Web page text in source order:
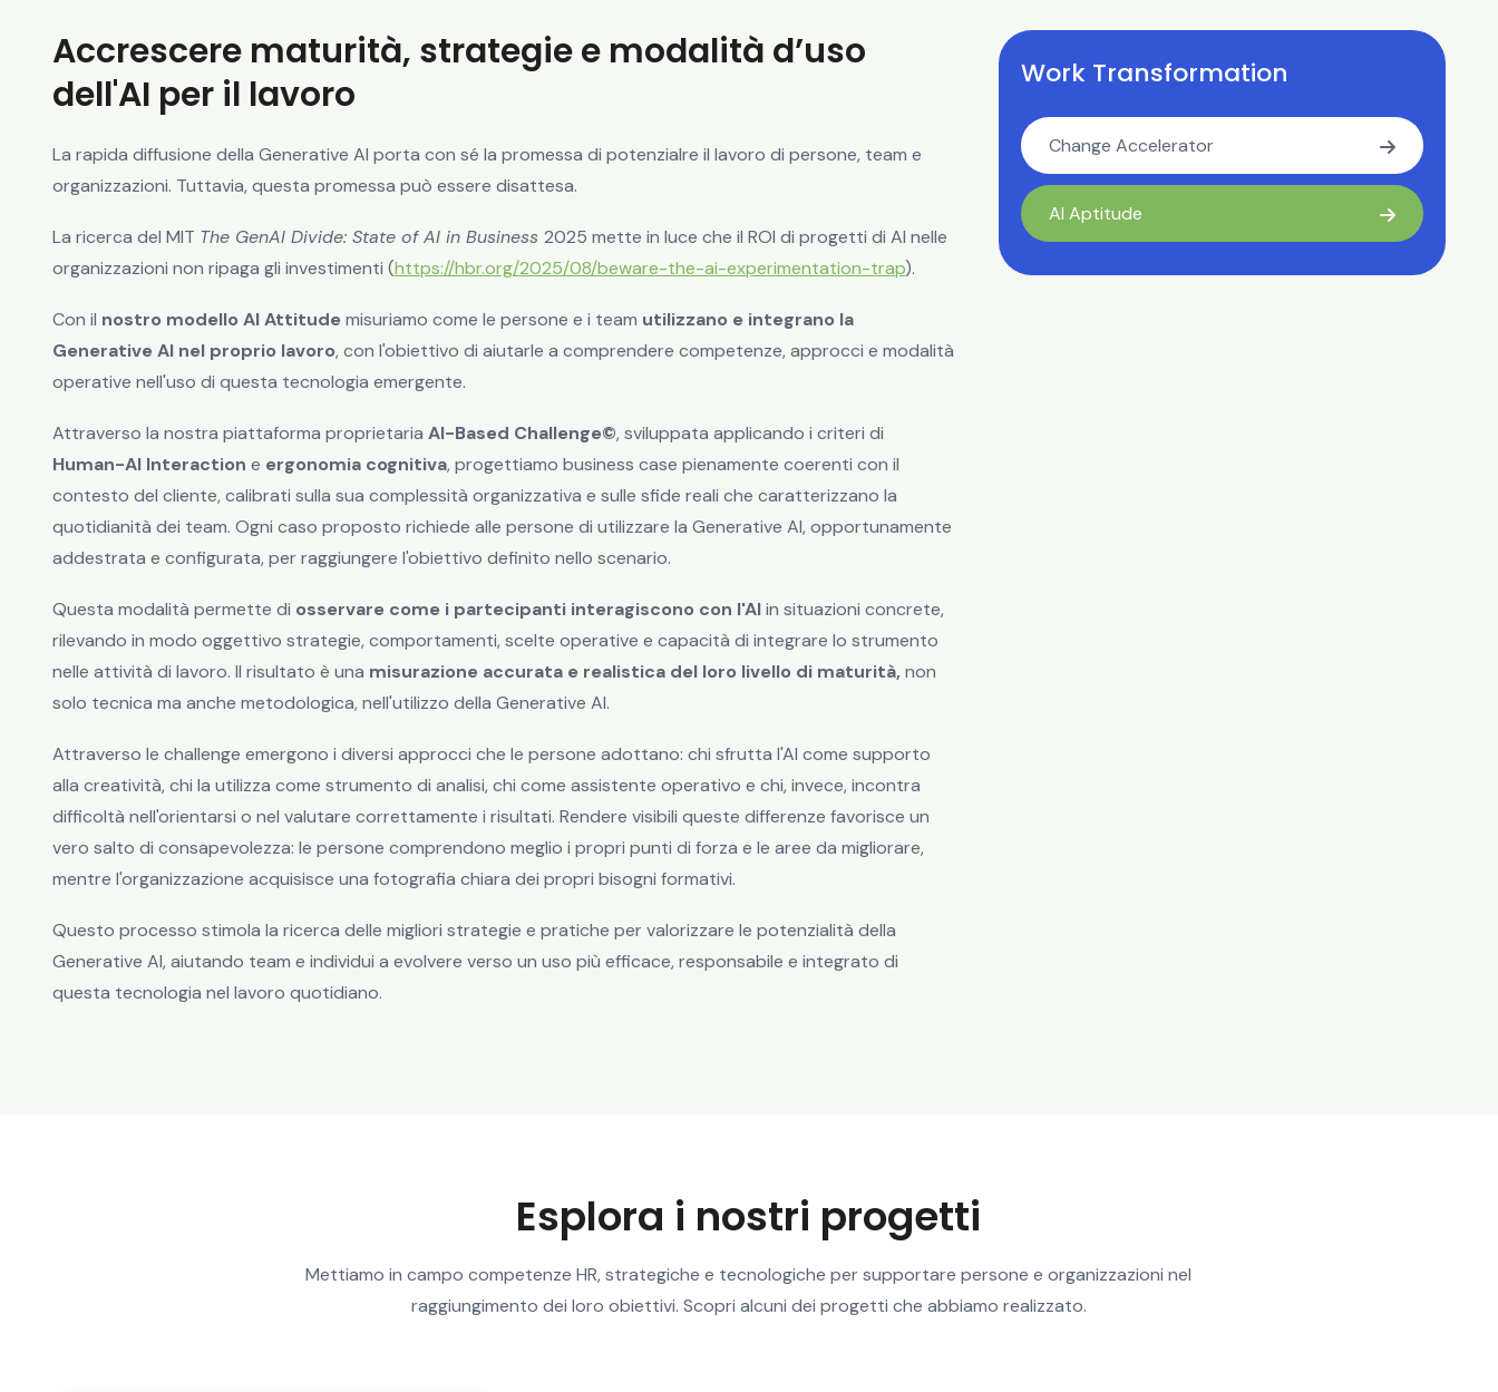
Accrescere maturità, strategie e modalità d’uso
dell'AI per il lavoro
La rapida diffusione della Generative AI porta con sé la promessa di potenzialre il lavoro di persone, team e
organizzazioni. Tuttavia, questa promessa può essere disattesa.
La ricerca del MIT The GenAI Divide: State of AI in Business 2025 mette in luce che il ROI di progetti di AI nelle
organizzazioni non ripaga gli investimenti (https://hbr.org/2025/08/beware-the-ai-experimentation-trap).
Con il nostro modello AI Attitude misuriamo come le persone e i team utilizzano e integrano la
Generative AI nel proprio lavoro, con l'obiettivo di aiutarle a comprendere competenze, approcci e modalità
operative nell'uso di questa tecnologia emergente.
Attraverso la nostra piattaforma proprietaria AI-Based Challenge©, sviluppata applicando i criteri di
Human-AI Interaction e ergonomia cognitiva, progettiamo business case pienamente coerenti con il
contesto del cliente, calibrati sulla sua complessità organizzativa e sulle sfide reali che caratterizzano la
quotidianità dei team. Ogni caso proposto richiede alle persone di utilizzare la Generative AI, opportunamente
addestrata e configurata, per raggiungere l'obiettivo definito nello scenario.
Questa modalità permette di osservare come i partecipanti interagiscono con l'AIin situazioni concrete,
rilevando in modo oggettivo strategie, comportamenti, scelte operative e capacità di integrare lo strumento
nelle attività di lavoro. Il risultato è una misurazione accurata e realistica del loro livello di maturità, non
solo tecnica ma anche metodologica, nell'utilizzo della Generative AI.
Attraverso le challenge emergono i diversi approcci che le persone adottano: chi sfrutta l'AI come supporto
alla creatività, chi la utilizza come strumento di analisi, chi come assistente operativo e chi, invece, incontra
difficoltà nell'orientarsi o nel valutare correttamente i risultati. Rendere visibili queste differenze favorisce un
vero salto di consapevolezza: le persone comprendono meglio i propri punti di forza e le aree da migliorare,
mentre l'organizzazione acquisisce una fotografia chiara dei propri bisogni formativi.
Questo processo stimola la ricerca delle migliori strategie e pratiche per valorizzare le potenzialità della
Generative AI, aiutando team e individui a evolvere verso un uso più efficace, responsabile e integrato di
questa tecnologia nel lavoro quotidiano.
Work Transformation
Change Accelerator
AI Aptitude
Esplora i nostri progetti
Mettiamo in campo competenze HR, strategiche e tecnologiche per supportare persone e organizzazioni nel
raggiungimento dei loro obiettivi. Scopri alcuni dei progetti che abbiamo realizzato.